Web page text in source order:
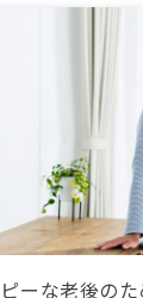
ーな老後のた